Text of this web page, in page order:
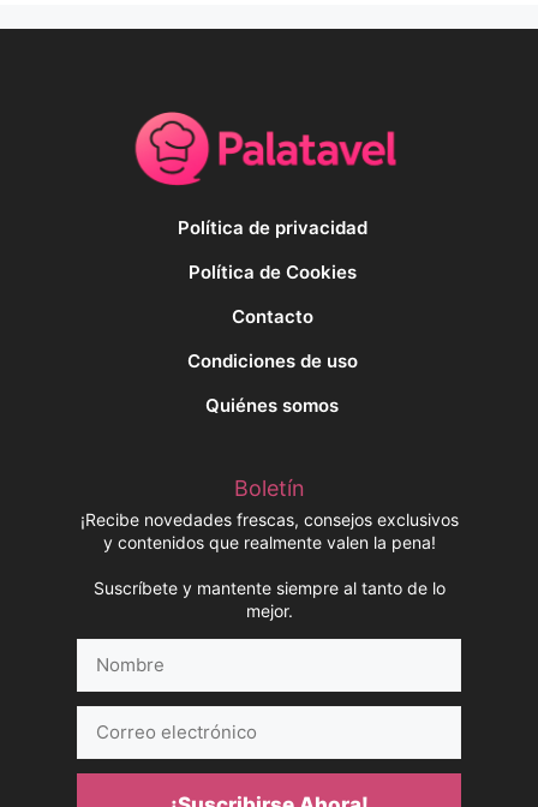
Política de privacidad
Política de Cookies
Contacto
Condiciones de uso
Quiénes somos
Boletín
¡Recibe novedades frescas, consejos exclusivos
y contenidos que realmente valen la pena!
Suscríbete y mantente siempre al tanto de lo
mejor.
electrónico